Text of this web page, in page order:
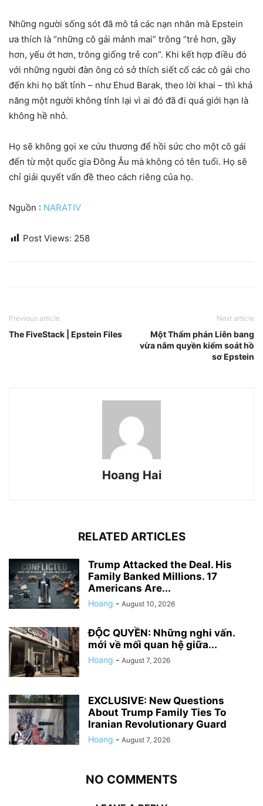
Những người sống sót đã mô tả các nạn nhân mà Epstein
ưa thích là “những cô gái mảnh mai” trông “trẻ hơn, gầy
hơn, yếu ớt hơn, trông giống trẻ con”. Khi kết hợp điều đó
với những người đàn ông có sở thích siết cổ các cô gái cho
đến khi họ bất tỉnh – như Ehud Barak, theo lời khai – thì khả
năng một người không tỉnh lại vì ai đó đã đi quá giới hạn là
không hề nhỏ.
Họ sẽ không gọi xe cứu thương để hồi sức cho một cô gái
đến từ một quốc gia Đông Âu mà không có tên tuổi. Họ sẽ
chỉ giải quyết vấn đề theo cách riêng của họ.
Nguồn : NARATIV
Post Views: 258
Previous article
The FiveStack | Epstein Files
Next article
Một Thẩm phán Liên bang
vừa nắm quyền kiểm soát hồ
sơ Epstein
Hoang Hai
RELATED ARTICLES
Trump Attacked the Deal. His
Family Banked Millions. 17
Americans Are...
Hoang - August 10, 2026
ĐỘC QUYỀN: Những nghi vấn.
mới về mối quan hệ giữa...
Hoang - August 7, 2026
EXCLUSIVE: New Questions
About Trump Family Ties To
Iranian Revolutionary Guard
Hoang - August 7, 2026
NO COMMENTS